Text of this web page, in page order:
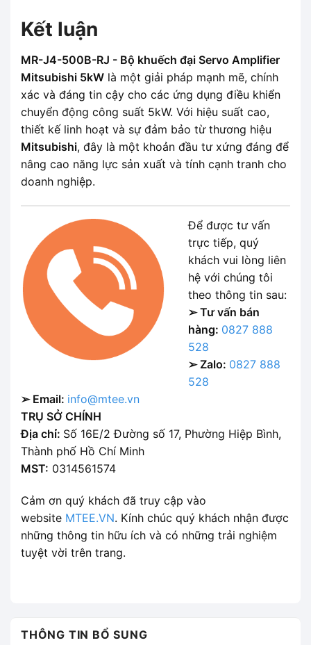
Kết luận
MR-J4-500B-RJ - Bộ khuếch đại Servo Amplifier
Mitsubishi 5kW là một giải pháp mạnh mẽ, chính
xác và đáng tin cậy cho các ứng dụng điều khiển
chuyển động công suất 5kW. Với hiệu suất cao,
thiết kế linh hoạt và sự đảm bảo từ thương hiệu
Mitsubishi, đây là một khoản đầu tư xứng đáng để
nâng cao năng lực sản xuất và tính cạnh tranh cho
doanh nghiệp.
Để được tư vấn
trực tiếp, quý
khách vui lòng liên
hệ với chúng tôi
theo thông tin sau:
➢ Tư vấn bán
hàng: 0827 888
528
➢ Zalo: 0827 888
528
➢ Email: info@mtee.vn
TRỤ SỞ CHÍNH
Địa chỉ: Số 16E/2 Đường số 17, Phường Hiệp Bình,
Thành phố Hồ Chí Minh
MST: 0314561574
Cảm ơn quý khách đã truy cập vào
website MTEE.VN. Kính chúc quý khách nhận được
những thông tin hữu ích và có những trải nghiệm
tuyệt vời trên trang.
THÔNG TIN BỔ SUNG